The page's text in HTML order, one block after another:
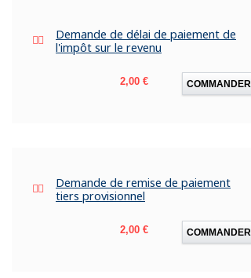
Demande de délai de paiement de
l'impôt sur le revenu
Prix
2,00 € COMMANDER
Demande de remise de paiement
tiers provisionnel
Prix
2,00 € COMMANDER